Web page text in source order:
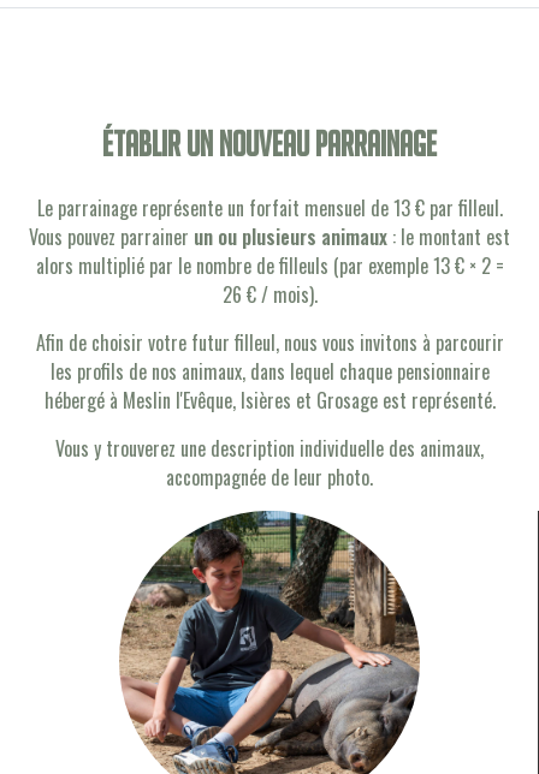
établir un nouveau parrainage
Le parrainage représente un forfait mensuel de 13 € par filleul.
Vous pouvez parrainer un ou plusieurs animaux : le montant est
alors multiplié par le nombre de filleuls (par exemple 13 € × 2 =
26 € / mois).
Afin de choisir votre futur filleul, nous vous invitons à parcourir
les profils de nos animaux, dans lequel chaque pensionnaire
hébergé à Meslin l'Evêque, Isières et Grosage est représenté.
Vous y trouverez une description individuelle des animaux,
accompagnée de leur photo.